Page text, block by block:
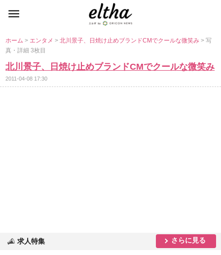
ホーム> エンタメ>北川景子、日焼け止めブランドCMでクールな微笑み> 写
真・詳細 3枚目
北川景子、日焼け止めブランドCMでクールな微笑み
2011-04-08 17:30
求人特集 さらに見る